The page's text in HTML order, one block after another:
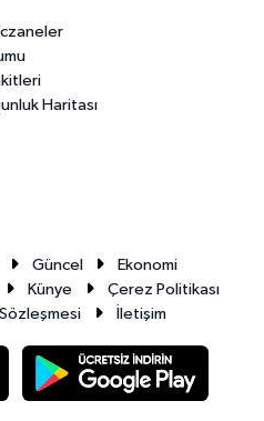
Haritası
Güncel
Ekonomi
Künye
Çerez Politikası
İletişim